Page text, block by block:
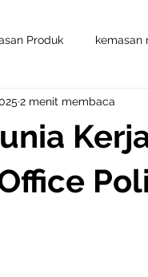
Produk kemasan
2 menit membaca